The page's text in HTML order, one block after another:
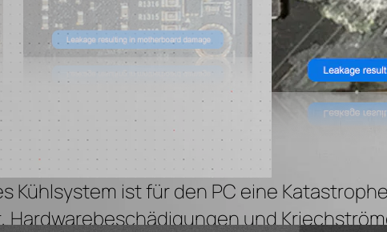
Kühlsystem ist für den PC eine
Hardwarebeschädigungen und